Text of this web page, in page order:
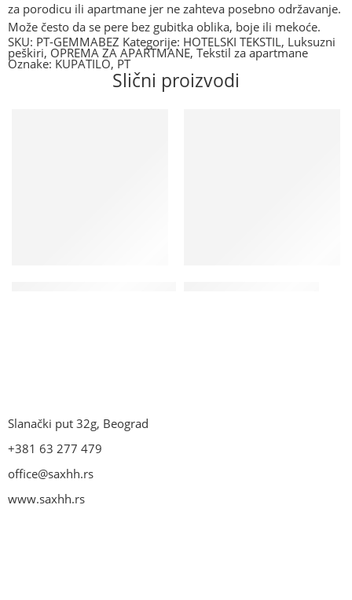
za porodicu ili apartmane jer ne zahteva posebno održavanje.
Može često da se pere bez gubitka oblika, boje ili mekoće.
SKU: PT-GEMMABEZ Kategorije: HOTELSKI TEKSTIL, Luksuzni
peškiri, OPREMA ZA APARTMANE, Tekstil za apartmane
Oznake: KUPATILO, PT
Slični proizvodi
Slanački put 32g, Beograd
+381 63 277 479
office@saxhh.rs
www.saxhh.rs